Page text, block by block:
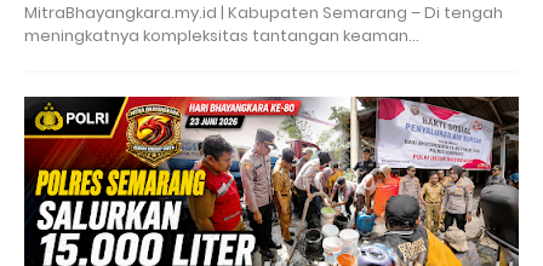
MitraBhayangkara.my.id | Kabupaten Semarang – Di tengah
meningkatnya kompleksitas tantangan keaman…